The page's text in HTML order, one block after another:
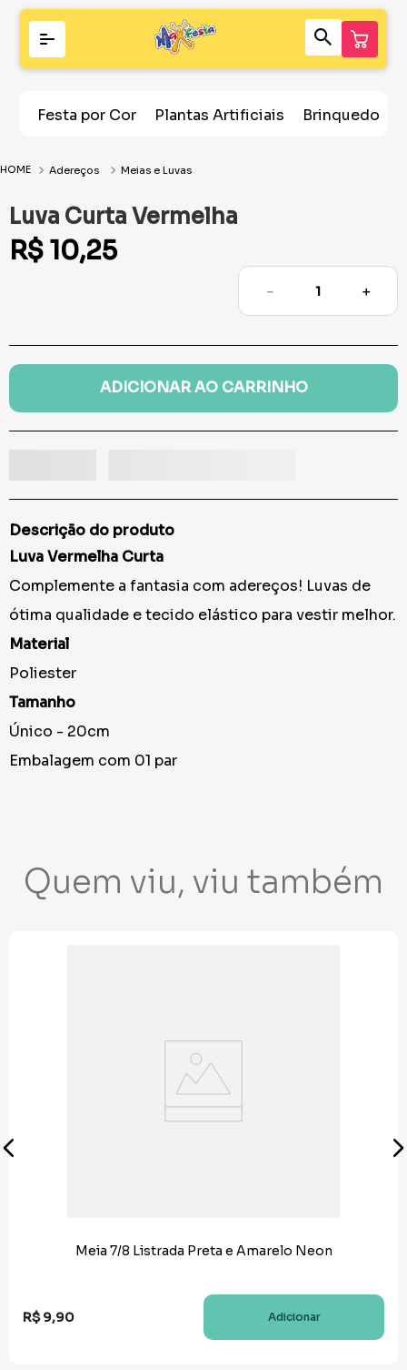
Festa por Cor Plantas Artificiais Brinquedos
Adereços Meias e Luvas
Luva Curta Vermelha
R$ 10,25
＋
－
ADICIONAR AO CARRINHO
Descrição do produto
Luva Vermelha Curta
Complemente a fantasia com adereços! Luvas de
ótima qualidade e tecido elástico para vestir melhor.
Material
Poliester
Tamanho
Único - 20cm
Embalagem com 01 par
Quem viu, viu também
Meia 7/8 Listrada Preta e Amarelo Neon
R$ 9,90 Adicionar